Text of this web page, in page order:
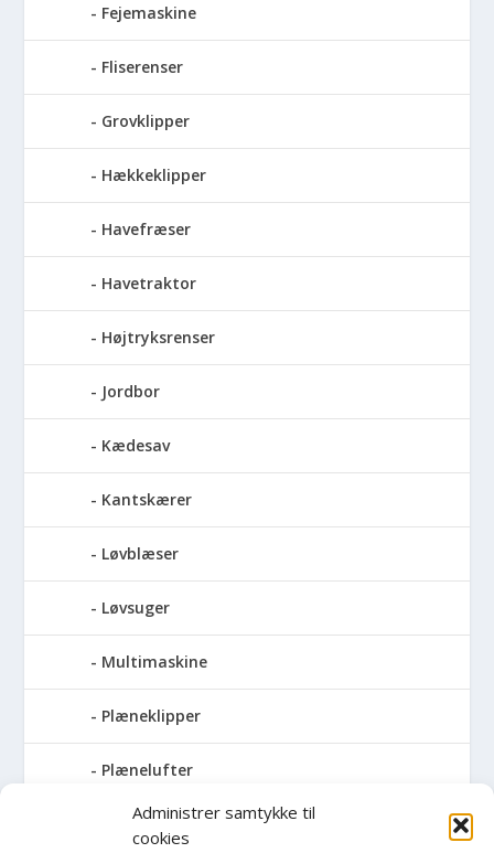
Administrer samtykke til
cookies
Fejemaskine
Fliserenser
Grovklipper
Hækkeklipper
Havefræser
Havetraktor
Højtryksrenser
Jordbor
Kædesav
Kantskærer
Løvblæser
Løvsuger
Multimaskine
Plæneklipper
Plænelufter
Robotplæneklipper